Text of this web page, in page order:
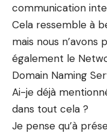
communication
Cela ressemble à
mais nous n’avons
également le
Domain Naming
Ai-je déjà
dans tout cela ?
Je pense qu’à